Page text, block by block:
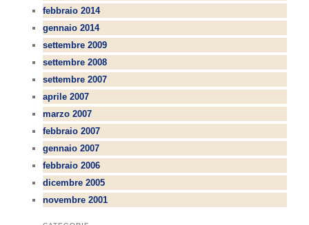
febbraio 2014
gennaio 2014
settembre 2009
settembre 2008
settembre 2007
aprile 2007
marzo 2007
febbraio 2007
gennaio 2007
febbraio 2006
dicembre 2005
novembre 2001